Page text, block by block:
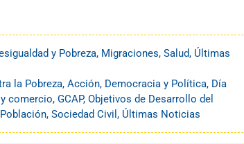
y Pobreza, Migraciones, Salud, Últimas
la Pobreza, Acción, Democracia y Política, Día
comercio, GCAP, Objetivos de Desarrollo del
Población, Sociedad Civil , Últimas Noticias